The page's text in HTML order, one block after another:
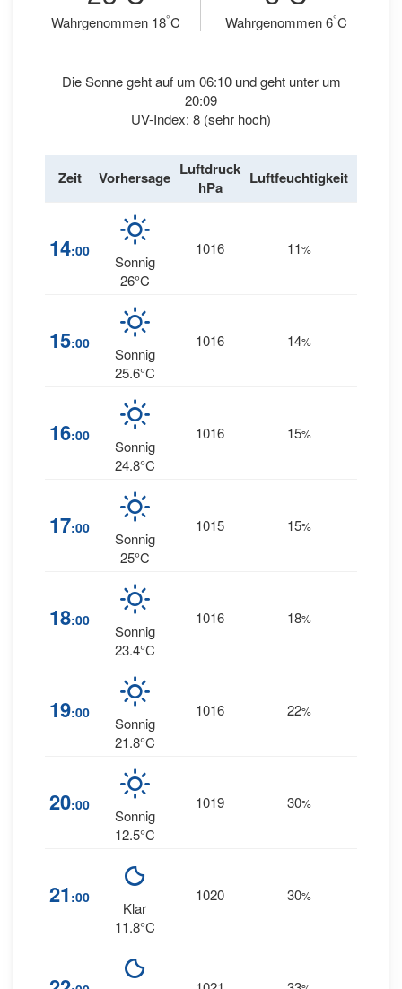
Wahrgenommen 18°C Wahrgenommen 6°C
Die Sonne geht auf um 06:10 und geht unter um
20:09
UV-Index: 8 (sehr hoch)
Zeit Vorhersage Luftdruck
hPa
Luftfeuchtigkeit
14:00
Sonnig
26°C
1016 11%
15:00
Sonnig
25.6°C
1016 14%
16:00
Sonnig
24.8°C
1016 15%
17:00
Sonnig
25°C
1015 15%
18:00
Sonnig
23.4°C
1016 18%
19:00
Sonnig
21.8°C
1016 22%
20:00
Sonnig
12.5°C
1019 30%
21 :00
Klar
11.8°C
1020 30%